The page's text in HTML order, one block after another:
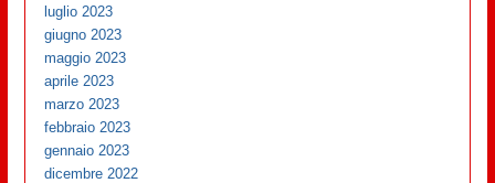
luglio 2023
giugno 2023
maggio 2023
aprile 2023
marzo 2023
febbraio 2023
gennaio 2023
dicembre 2022